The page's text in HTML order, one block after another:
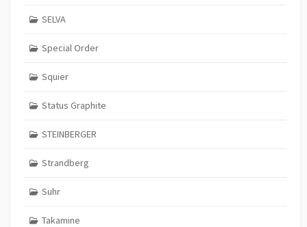
SELVA
Special Order
Squier
Status Graphite
STEINBERGER
Strandberg
Suhr
Takamine